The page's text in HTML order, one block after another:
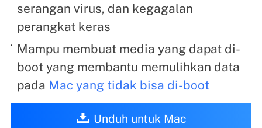
serangan virus, dan kegagalan
perangkat keras
Mampu membuat media yang dapat di-
boot yang membantu memulihkan data
pada Mac yang tidak bisa di-boot
Unduh untuk Mac